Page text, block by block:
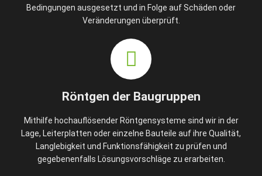
Bedingungen ausgesetzt und in Folge auf Schäden oder
Veränderungen überprüft.
Röntgen der Baugruppen
Mithilfe hochauflösender Röntgensysteme sind wir in der
Lage, Leiterplatten oder einzelne Bauteile auf ihre Qualität,
Langlebigkeit und Funktionsfähigkeit zu prüfen und
gegebenenfalls Lösungsvorschläge zu erarbeiten.